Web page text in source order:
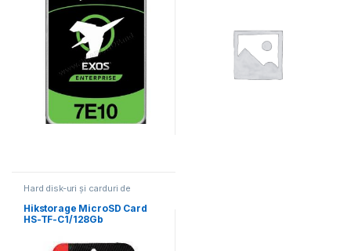
Hard disk-uri și carduri de
Hikstorage MicroSD Card
HS-TF-C1/128Gb